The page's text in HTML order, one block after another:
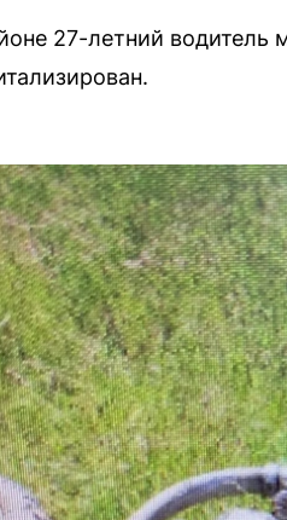
27-летний водитель